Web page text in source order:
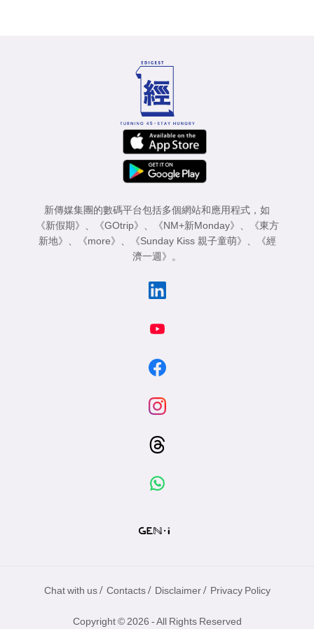
新傳媒集團的數碼平台包括多個網站和應用程式，如
《新假期》
《GOtrip》 《NM+新Monday》
《東方
新地》
《more》 《Sunday Kiss 親子童萌》
《經
濟一週》
。
Chat with us / Contacts / Disclaimer / Privacy Policy
Copyright © 2026 - All Rights Reserved